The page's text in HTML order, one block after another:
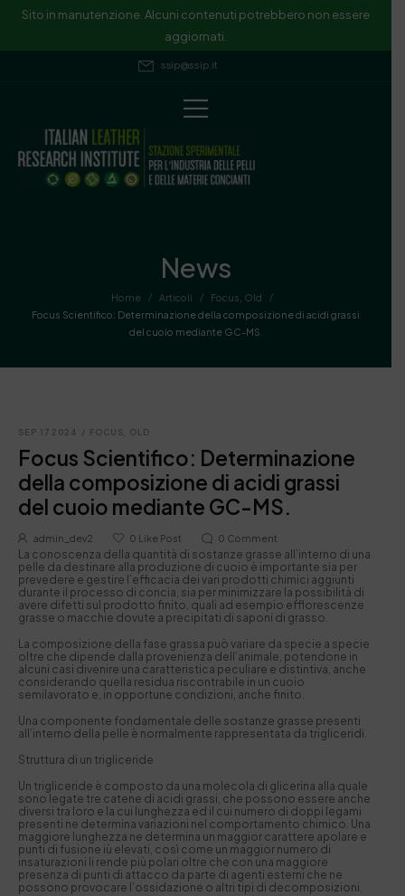
Sito in manutenzione. Alcuni contenuti potrebbero non essere
aggiornati.
ssip@ssip.it
News
Home / Articoli / Focus Old
/
Focus Scientifico: Determinazione della composizione di acidi grassi
del cuoio mediante GC-MS.
SEP 17 2024 / FOCUS, OLD
Focus Scientifico: Determinazione
della composizione di acidi grassi
del cuoio mediante GC-MS.
admin_dev2 0 Like Post 0 Comment
La conoscenza della quantità di sostanze grasse all’interno di una
pelle da destinare alla produzione di cuoio è importante sia per
prevedere e gestire l’efficacia dei vari prodotti chimici aggiunti
durante il processo di concia, sia per minimizzare la possibilità di
avere difetti sul prodotto finito, quali ad esempio efflorescenze
grasse o macchie dovute a precipitati di saponi di grasso.
La composizione della fase grassa può variare da specie a specie
oltre che dipende dalla provenienza dell’animale, potendone in
alcuni casi divenire una caratteristica peculiare e distintiva, anche
considerando quella residua riscontrabile in un cuoio
semilavorato e, in opportune condizioni, anche finito.
Una componente fondamentale delle sostanze grasse presenti
all’interno della pelle è normalmente rappresentata da trigliceridi.
Struttura di un trigliceride
Un trigliceride è composto da una molecola di glicerina alla quale
sono legate tre catene di acidi grassi, che possono essere anche
diversi tra loro e la cui lunghezza ed il cui numero di doppi legami
presenti ne determina variazioni nel comportamento chimico. Una
maggiore lunghezza ne determina un maggior carattere apolare e
punti di fusione iù elevati, così come un maggior numero di
insaturazioni li rende più polari oltre che con una maggiore
presenza di punti di attacco da parte di agenti esterni che ne
possono provocare l’ossidazione o altri tipi di decomposizioni.